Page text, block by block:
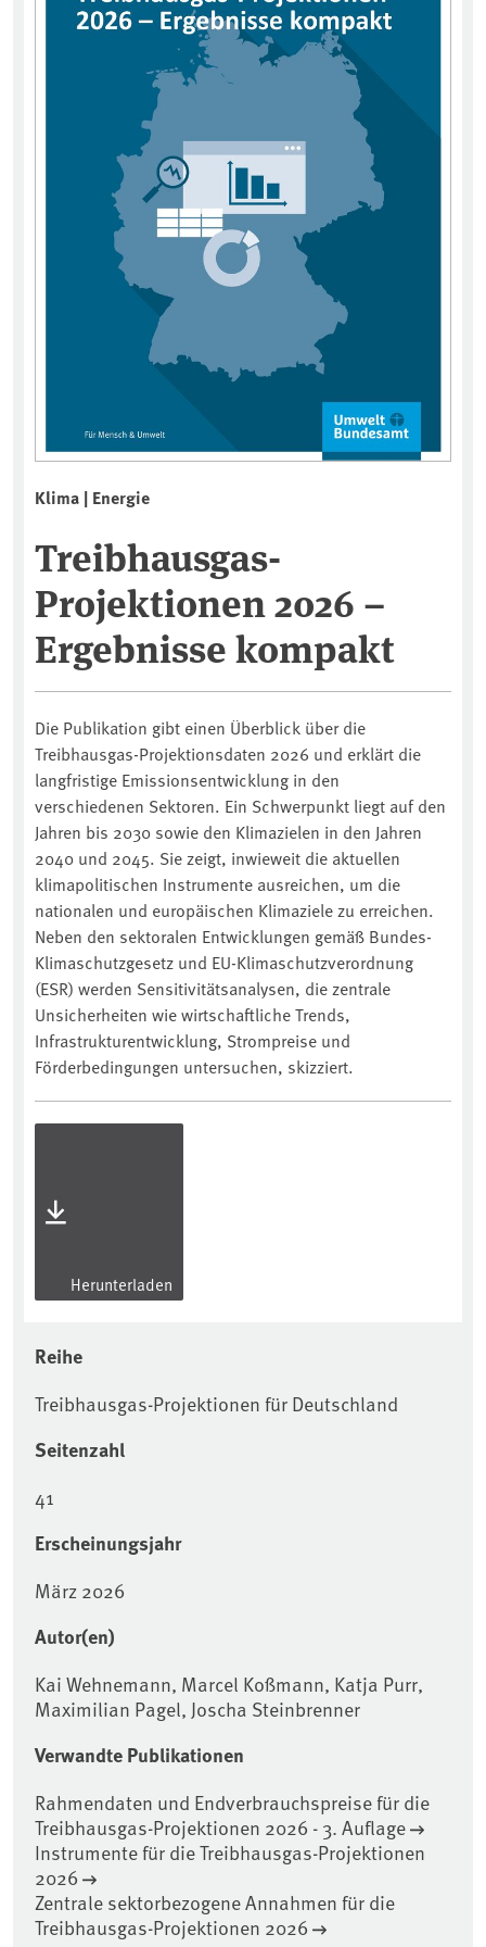
Klima | Energie
Treibhausgas-
Projektionen 2026 –
Ergebnisse kompakt
Die Publikation gibt einen Überblick über die
Treibhausgas-Projektionsdaten 2026 und erklärt die
langfristige Emissionsentwicklung in den
verschiedenen Sektoren. Ein Schwerpunkt liegt auf den
Jahren bis 2030 sowie den Klimazielen in den Jahren
2040 und 2045. Sie zeigt, inwieweit die aktuellen
klimapolitischen Instrumente ausreichen, um die
nationalen und europäischen Klimaziele zu erreichen.
Neben den sektoralen Entwicklungen gemäß Bundes-
Klimaschutzgesetz und EU-Klimaschutzverordnung
(ESR) werden Sensitivitätsanalysen, die zentrale
Unsicherheiten wie wirtschaftliche Trends,
Infrastrukturentwicklung, Strompreise und
Förderbedingungen untersuchen, skizziert.
Herunterladen
Reihe
Treibhausgas-Projektionen für Deutschland
Seitenzahl
41
Erscheinungsjahr
März 2026
Autor(en)
Kai Wehnemann, Marcel Koßmann, Katja Purr,
Maximilian Pagel, Joscha Steinbrenner
Verwandte Publikationen
Rahmendaten und Endverbrauchspreise für die
Treibhausgas-Projektionen 2026 - 3. Auflage
Instrumente für die Treibhausgas-Projektionen
2026
Zentrale sektorbezogene Annahmen für die
Treibhausgas-Projektionen 2026